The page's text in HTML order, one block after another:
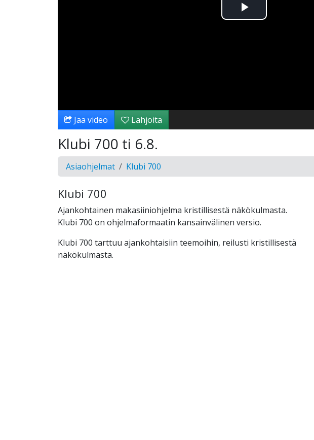
Toista
Jaa video Lahjoita
Klubi 700 ti 6.8.
Asiaohjelmat Klubi 700
Klubi 700
Ajankohtainen makasiiniohjelma kristillisestä näkökulmasta.
Klubi 700 on ohjelmaformaatin kansainvälinen versio.
Klubi 700 tarttuu ajankohtaisiin teemoihin, reilusti kristillisestä
näkökulmasta.